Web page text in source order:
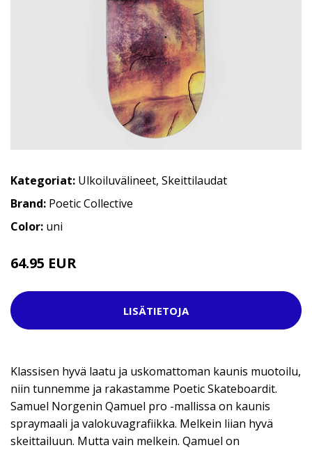
Kategoriat: Ulkoiluvälineet, Skeittilaudat
Brand: Poetic Collective
Color: uni
64.95 EUR
LISÄTIETOJA
Klassisen hyvä laatu ja uskomattoman kaunis muotoilu,
niin tunnemme ja rakastamme Poetic Skateboardit.
Samuel Norgenin Qamuel pro -mallissa on kaunis
spraymaali ja valokuvagrafiikka. Melkein liian hyvä
skeittailuun. Mutta vain melkein. Qamuel on